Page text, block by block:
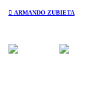
︎ ARMANDO ZUBIETA